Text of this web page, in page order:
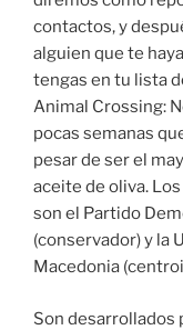
contactos, y
alguien que te
tengas en tu lista
Animal Crossing:
pocas semanas
pesar de ser el
aceite de oliva.
son el Partido
(conservador) y la
Macedonia
Son desarrollados